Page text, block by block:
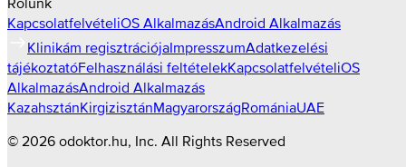
KapcsolatfelvételiOS AlkalmazásAndroid Alkalmazás
Klinikám regisztrációjaImpresszumAdatkezelési
tájékoztatóFelhasználási feltételekKapcsolatfelvételiOS
AlkalmazásAndroid Alkalmazás
KazahsztánKirgizisztánMagyarországRomániaUAE
© 2026 odoktor.hu, Inc. All Rights Reserved